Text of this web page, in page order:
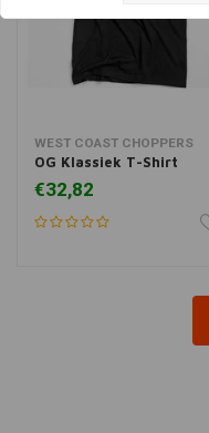
WEST COAST CHOPPERS
OG Klassiek T-Shirt
€32,82